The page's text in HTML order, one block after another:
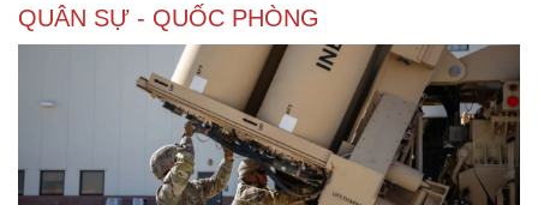
QUÂN SỰ - QUỐC PHÒNG